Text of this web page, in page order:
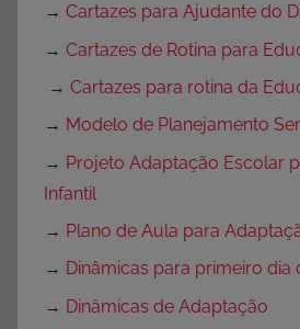
→ Cartazes para Ajudante do
→ Cartazes de Rotina para
→ Cartazes para rotina da
→ Modelo de Planejamento
→ Projeto Adaptação Escolar
Infantil
→ Plano de Aula para
→ Dinâmicas para primeiro dia
→ Dinâmicas de Adaptação